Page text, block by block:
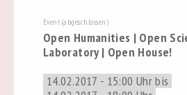
Event (abgeschlossen)
Open Humanities | Open
Laboratory | Open House!
14.02.2017 - 15:00 Uhr bis